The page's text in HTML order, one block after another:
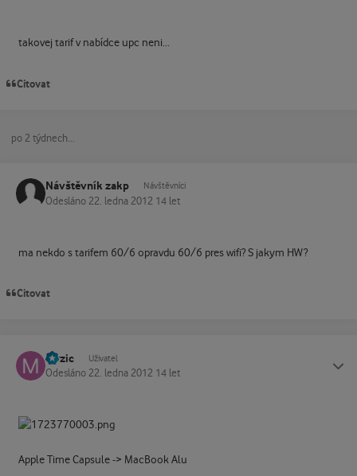
takovej tarif v nabídce upc neni...
Citovat
po 2 týdnech...
Návštěvník zakp Návštěvníci
Odesláno 22. ledna 2012 14 let
ma nekdo s tarifem 60/6 opravdu 60/6 pres wifi? S jakym HW?
Citovat
mrzic Uživatel
Odesláno 22. ledna 2012 14 let
Apple Time Capsule -> MacBook Alu